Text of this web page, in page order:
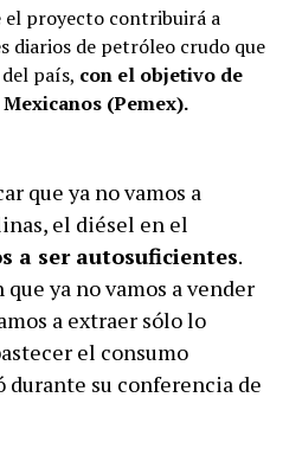
el proyecto contribuirá a
diarios de petróleo crudo que
país, con el objetivo de
(Pemex).
que ya no vamos a
el diésel en el
a ser autosuficientes.
ya no vamos a vender
a extraer sólo lo
el consumo
su conferencia de